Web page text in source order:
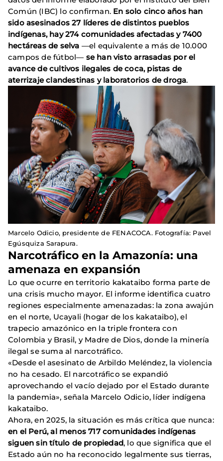
Común (IBC) lo confirman. En solo cinco años han
sido asesinados 27 líderes de distintos pueblos
indígenas, hay 274 comunidades afectadas y 7400
hectáreas de selva —el equivalente a más de 10.000
campos de fútbol— se han visto arrasadas por el
avance de cultivos ilegales de coca, pistas de
aterrizaje clandestinas y laboratorios de droga.
Marcelo Odicio, presidente de FENACOCA. Fotografía: Pavel
Egúsquiza Sarapura.
Narcotráfico en la Amazonía: una
amenaza en expansión
Lo que ocurre en territorio kakataibo forma parte de
una crisis mucho mayor. El informe identifica cuatro
regiones especialmente amenazadas: la zona awajún
en el norte, Ucayali (hogar de los kakataibo), el
trapecio amazónico en la triple frontera con
Colombia y Brasil, y Madre de Dios, donde la minería
ilegal se suma al narcotráfico.
«Desde el asesinato de Arbildo Meléndez, la violencia
no ha cesado. El narcotráfico se expandió
aprovechando el vacío dejado por el Estado durante
la pandemia», señala Marcelo Odicio, líder indígena
kakataibo.
Ahora, en 2025, la situación es más crítica que nunca:
en el Perú, al menos 717 comunidades indígenas
siguen sin título de propiedad, lo que significa que el
Estado aún no ha reconocido legalmente sus tierras,